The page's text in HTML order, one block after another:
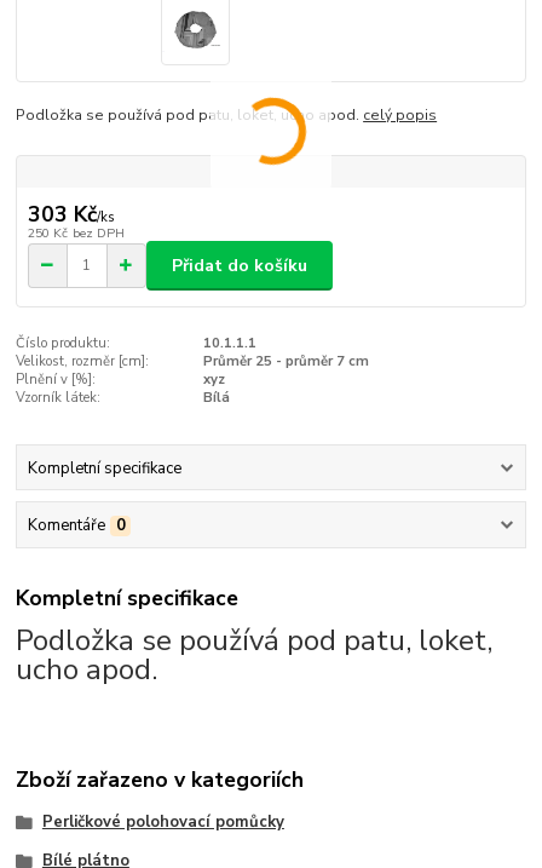
Podložka se používá pod patu, loket, ucho apod. celý popis
303 Kč/ks
250 Kč bez DPH
Přidat do košíku
Číslo produktu:
10.1.1.1
Velikost, rozměr [cm]:
Průměr 25 - průměr 7 cm
Plnění v [%]:
xyz
Vzorník látek:
Bílá
Kompletní specifikace
Komentáře 0
Kompletní specifikace
Podložka se používá pod patu, loket,
ucho apod.
Zboží zařazeno v kategoriích
Perličkové polohovací pomůcky
Bílé plátno